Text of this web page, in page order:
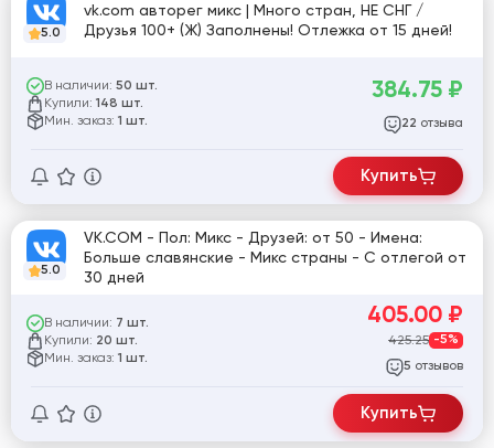
5.0
vk.com авторег микс | Много стран, НЕ СНГ /
Друзья 100+ (Ж) Заполнены! Отлежка от 15 дней!
В наличии: 50 шт.
Купили: 148 шт.
Мин. заказ: 1 шт.
384.75 ₽
22 отзыва
Купить
5.0
VK.COM - Пол: Микс - Друзей: от 50 - Имена:
Больше славянские - Микс страны - С отлегой от
30 дней
В наличии: 7 шт.
Купили: 20 шт.
Мин. заказ: 1 шт.
405.00 ₽
425.25 -5%
5 отзывов
Купить